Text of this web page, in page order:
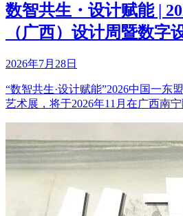
数智共生・设计赋能 |
（广西）设计周暨数字
2026年7月28日
“数智共生·设计赋能”2026中国一东
艺术展，将于2026年11月在广西南宁